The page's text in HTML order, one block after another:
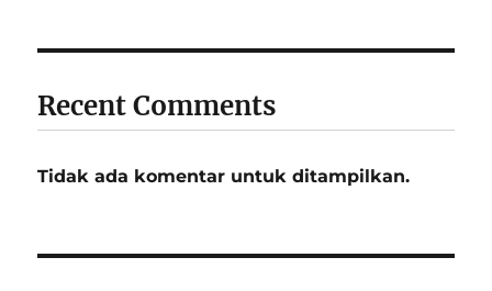
Recent Comments
Tidak ada komentar untuk ditampilkan.